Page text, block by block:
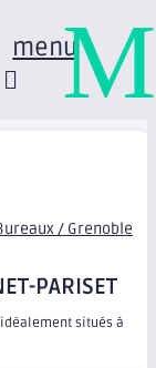
menu
/ Grenoble
PARISET
situés à
M